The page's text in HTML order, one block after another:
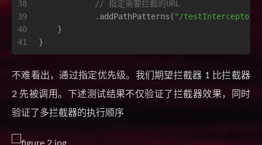
38
39
40
41
// 指定需要拦截的URL
            .addPathPatterns(
"/testInterceptor/
    }
}
不难看出，通过指定优先级。我们期望拦截器 1 比拦截器
2 先被调用。下述测试结果不仅验证了拦截器效果，同时
验证了多拦截器的执行顺序